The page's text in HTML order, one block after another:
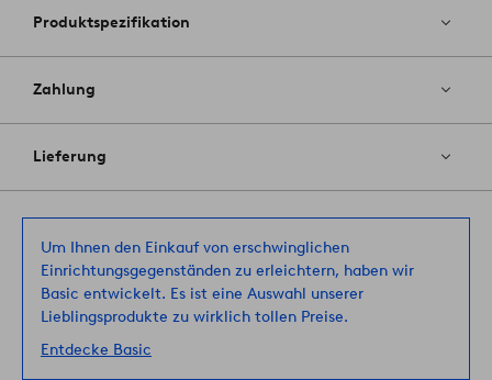
Produktspezifikation
Zahlung
Lieferung
Um Ihnen den Einkauf von erschwinglichen
Einrichtungsgegenständen zu erleichtern, haben wir
Basic entwickelt. Es ist eine Auswahl unserer
Lieblingsprodukte zu wirklich tollen Preise.
Entdecke Basic